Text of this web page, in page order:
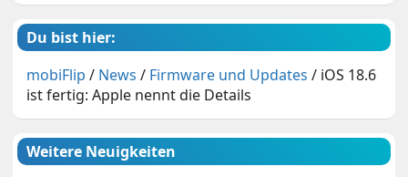
Du bist hier:
mobiFlip / News / Firmware und Updates / iOS 18.6
ist fertig: Apple nennt die Details
Weitere Neuigkeiten